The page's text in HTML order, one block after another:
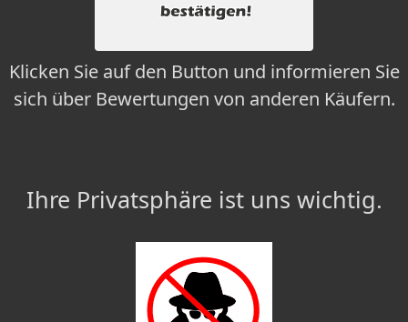
Klicken Sie auf den Button und informieren Sie
sich über Bewertungen von anderen Käufern.
Ihre Privatsphäre ist uns wichtig.